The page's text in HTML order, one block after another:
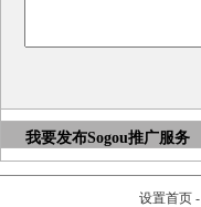
我要发布Sogou推广服务
设置首页-